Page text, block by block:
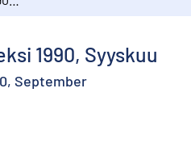
1990, Syyskuu
September